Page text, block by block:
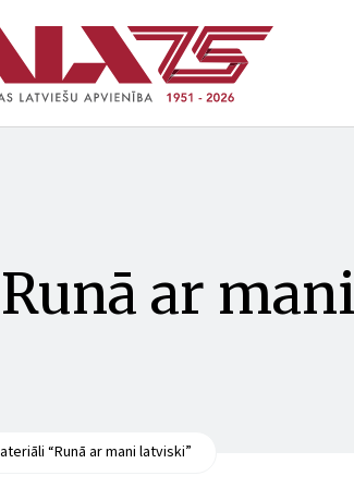
ar mani
“Runā ar mani latviski”